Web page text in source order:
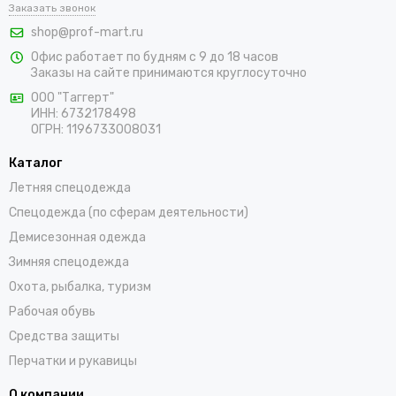
одежду для рабочих. Ассортимент расширен актуальными
предложениями по товарам для мужчин и женщин. Мы
предлагаем выбрать костюмы, комбинезоны, куртки, халаты,
жилеты, фартуки, головные уборы и трикотажные изделия для
работы. Доставка заказов осуществляется по Бору и всей
России проверенными транспортными компаниями.
Заказать звонок
shop@prof-mart.ru
Офис работает по будням с 9 до 18 часов
Заказы на сайте принимаются круглосуточно
ООО "Таггерт"
ИНН: 6732178498
ОГРН: 1196733008031
Каталог
Летняя спецодежда
Спецодежда (по сферам деятельности)
Демисезонная одежда
Зимняя спецодежда
Охота, рыбалка, туризм
Рабочая обувь
Средства защиты
Перчатки и рукавицы